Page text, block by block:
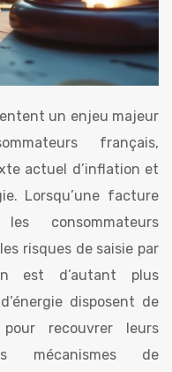
un enjeu majeur
français,
actuel d’inflation et
Lorsqu’une facture
consommateurs
risques de saisie par
est d’autant plus
disposent de
recouvrer leurs
mécanismes de